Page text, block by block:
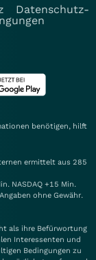
Datenschutz-
benötigen, hilft
ermittelt aus 285
NASDAQ +15 Min.
ohne Gewähr.
als ihre Befürwortung
Interessenten und
Bedingungen zu